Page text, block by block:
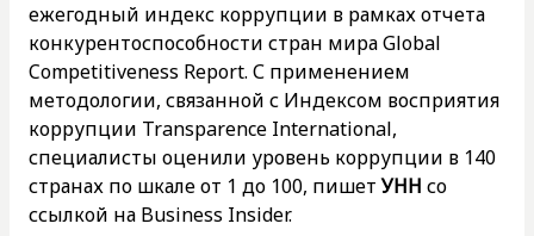
ежегодный индекс коррупции в рамках отчета
конкурентоспособности стран мира Global
Competitiveness Report. С применением
методологии, связанной с Индексом восприятия
коррупции Transparence International,
специалисты оценили уровень коррупции в 140
странах по шкале от 1 до 100, пишетУНН со
ссылкой на Business Insider.